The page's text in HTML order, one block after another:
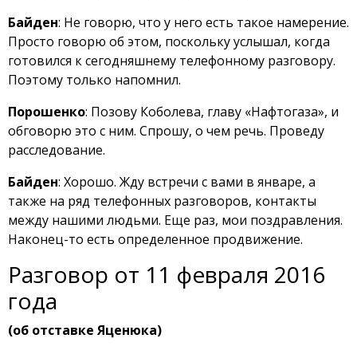
Байден: Не говорю, что у него есть такое намерение.
Просто говорю об этом, поскольку услышал, когда
готовился к сегодняшнему телефонному разговору.
Поэтому только напомнил.
Порошенко: Позову Коболева, главу «Нафтогаза», и
обговорю это с ним. Спрошу, о чем речь. Проведу
расследование.
Байден: Хорошо. Жду встречи с вами в январе, а
также на ряд телефонных разговоров, контакты
между нашими людьми. Еще раз, мои поздравления.
Наконец-то есть определенное продвижение.
Разговор от 11 февраля 2016
года
(об отставке Яценюка)